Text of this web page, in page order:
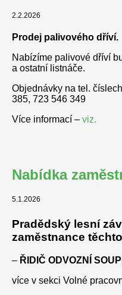
2.2.2026
Prodej palivového dříví.
Nabízíme palivové dříví
a ostatní listnáče.
Objednávky na tel.
385, 723 546 349
Více informací – viz.
Nabídka
5.1.2026
Pradědský lesní
zaměstnance
– ŘIDIČ ODVOZNÍ
více v sekci Volné